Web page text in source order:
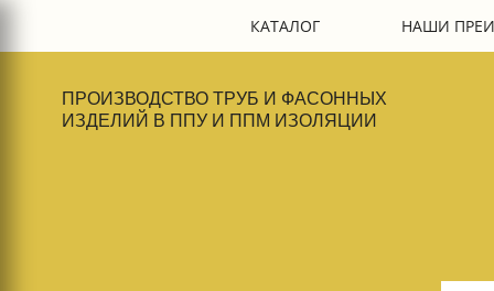
КАТАЛОГ НАШИ
ПРОИЗВОДСТВО ТРУБ И ФАСОННЫХ
ИЗДЕЛИЙ В ППУ И ППМ ИЗОЛЯЦИИ